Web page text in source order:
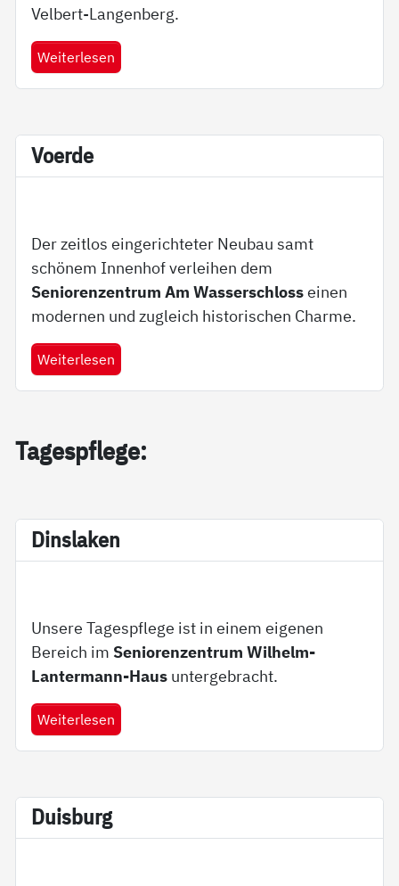
Velbert-Langenberg.
Weiterlesen
Vo­er­de
Der zeitlos eingerichteter Neubau samt
schönem Innenhof verleihen dem
Seniorenzentrum Am Wasserschlosseinen
modernen und zugleich historischen Charme.
Weiterlesen
Ta­gespf­le­ge:
Dins­la­ken
Unsere Tagespflege ist in einem eigenen
Bereich im Seniorenzentrum Wilhelm-
Lantermann-Haus untergebracht.
Weiterlesen
Duis­burg